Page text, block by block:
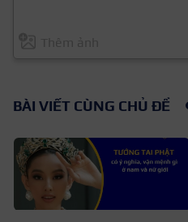
BÀI VIẾT CÙNG CHỦ ĐỀ